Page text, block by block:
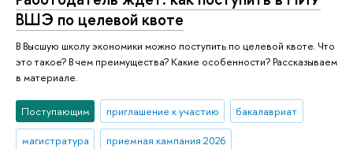
ВШЭ по целевой квоте
В Высшую школу экономики можно поступить по целевой квоте. Что
это такое? В чем преимущества? Какие особенности? Рассказываем
в материале.
Поступающим приглашение к участию бакалавриат
магистратура приемная кампания 2026